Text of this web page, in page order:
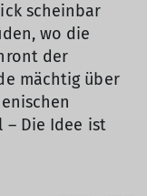
scheinbar
wo die
der
mächtig über
– Die Idee ist